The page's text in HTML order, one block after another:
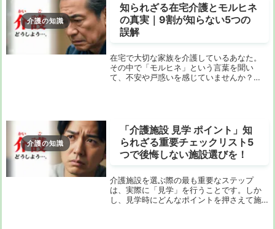
介護の知識
知られざる在宅介護とモルヒネ
の真実｜9割が知らない5つの
誤解
在宅で大切な家族を介護しているあなた。
その中で「モルヒネ」という言葉を聞い
て、不安や戸惑いを感じていませんか？
介護の知識
「介護施設 見学 ポイント」知
られざる重要チェックリスト5
つで後悔しない施設選びを！
介護施設を選ぶ際の最も重要なステップ
は、実際に「見学」を行うことです。しか
し、見学時にどんなポイントを押さえて施